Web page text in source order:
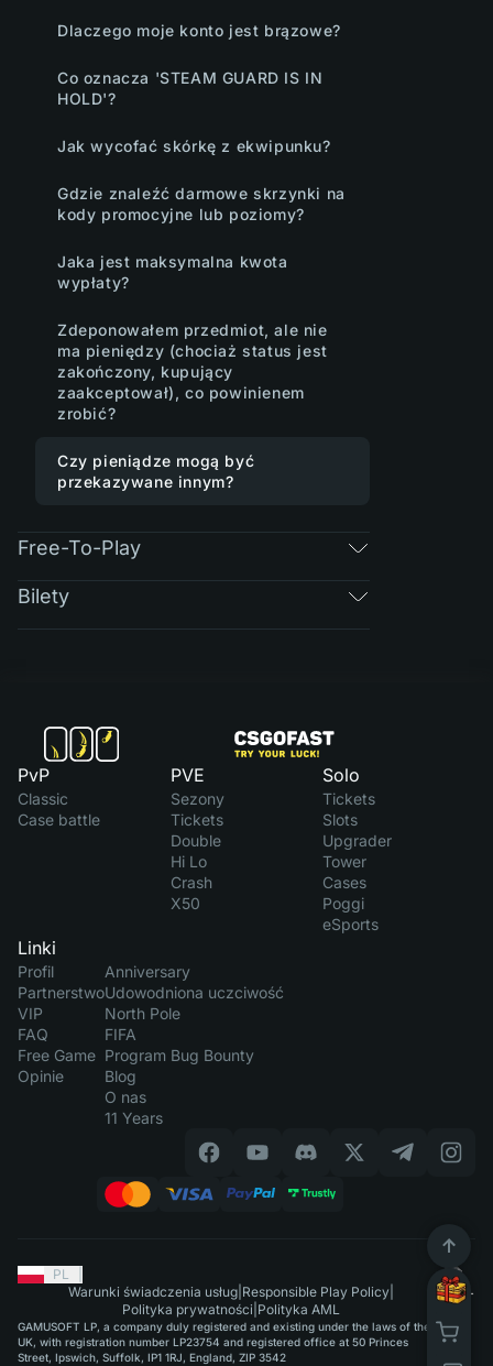
Dlaczego moje konto jest brązowe?
Co oznacza 'STEAM GUARD IS IN
HOLD'?
Jak wycofać skórkę z ekwipunku?
Gdzie znaleźć darmowe skrzynki na
kody promocyjne lub poziomy?
Jaka jest maksymalna kwota
wypłaty?
Zdeponowałem przedmiot, ale nie
ma pieniędzy (chociaż status jest
zakończony, kupujący
zaakceptował), co powinienem
zrobić?
Czy pieniądze mogą być
przekazywane innym?
Free-To-Play
Bilety
PvP
Classic
Case battle
PVE
Sezony
Tickets
Double
Hi Lo
Crash
X50
Solo
Tickets
Slots
Upgrader
Tower
Cases
Poggi
eSports
Linki
Profil
Partnerstwo
VIP
FAQ
Free Game
Opinie
Anniversary
Udowodniona uczciwość
North Pole
FIFA
Program Bug Bounty
Blog
O nas
11 Years
PL
Warunki świadczenia usług Responsible Play Policy
Polityka prywatności Polityka AML
GAMUSOFT LP, a company duly registered and existing under the laws of the
UK, with registration number LP23754 and registered office at 50 Princes
Street, Ipswich, Suffolk, IP1 1RJ, England, ZIP 3542